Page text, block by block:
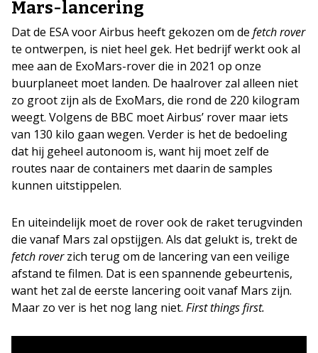
Mars-lancering
Dat de ESA voor Airbus heeft gekozen om de fetch rover
te ontwerpen, is niet heel gek. Het bedrijf werkt ook al
mee aan de ExoMars-rover die in 2021 op onze
buurplaneet moet landen. De haalrover zal alleen niet
zo groot zijn als de ExoMars, die rond de 220 kilogram
weegt. Volgens de BBC moet Airbus’ rover maar iets
van 130 kilo gaan wegen. Verder is het de bedoeling
dat hij geheel autonoom is, want hij moet zelf de
routes naar de containers met daarin de samples
kunnen uitstippelen.
En uiteindelijk moet de rover ook de raket terugvinden
die vanaf Mars zal opstijgen. Als dat gelukt is, trekt de
fetch roverzich terug om de lancering van een veilige
afstand te filmen. Dat is een spannende gebeurtenis,
want het zal de eerste lancering ooit vanaf Mars zijn.
Maar zo ver is het nog lang niet. First things first.